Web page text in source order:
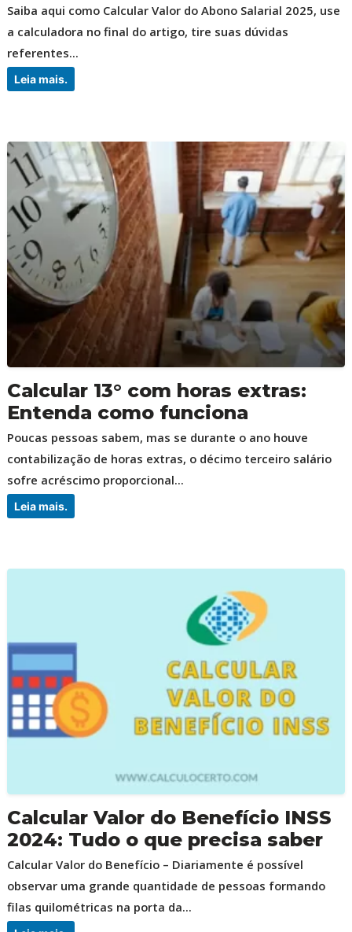
Saiba aqui como Calcular Valor do Abono Salarial 2025, use
a calculadora no final do artigo, tire suas dúvidas
referentes...
Leia mais.
Calcular 13° com horas extras:
Entenda como funciona
Poucas pessoas sabem, mas se durante o ano houve
contabilização de horas extras, o décimo terceiro salário
sofre acréscimo proporcional...
Leia mais.
Calcular Valor do Benefício INSS
2024: Tudo o que precisa saber
Calcular Valor do Benefício – Diariamente é possível
observar uma grande quantidade de pessoas formando
filas quilométricas na porta da...